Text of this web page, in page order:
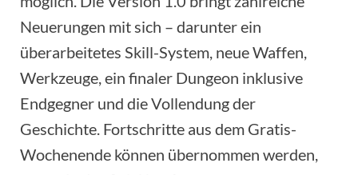
Neuerungen mit sich – darunter ein
überarbeitetes Skill-System, neue Waffen,
Werkzeuge, ein finaler Dungeon inklusive
Endgegner und die Vollendung der
Geschichte. Fortschritte aus dem Gratis-
Wochenende können übernommen werden,